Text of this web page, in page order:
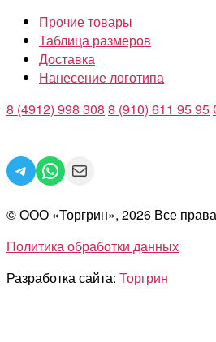
Прочие товары
Таблица размеров
Доставка
Нанесение логотипа
8 (4912) 998 308 8 (910) 611 95 95
Telegram
WhatsApp
Mail
© ООО «Торгрин», 2026 Все
Политика обработки данных
Разработка сайта: Торгрин